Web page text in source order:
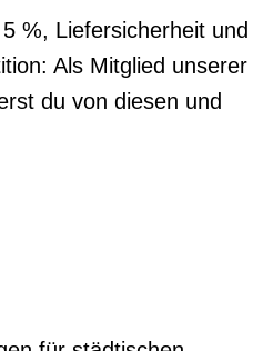
%, Liefersicherheit und
Als Mitglied unserer
du von diesen und